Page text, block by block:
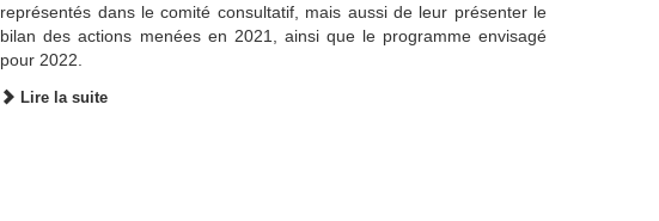
représentés dans le comité consultatif, mais aussi de leur présenter le
bilan des actions menées en 2021, ainsi que le programme envisagé
pour 2022.
Lire la suite